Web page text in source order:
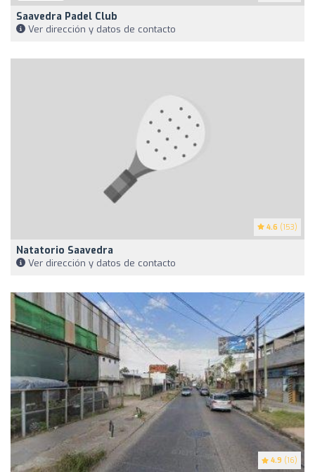
Saavedra Padel Club
Ver dirección y datos de contacto
4.6 (153)
Natatorio Saavedra
Ver dirección y datos de contacto
4.9 (16)